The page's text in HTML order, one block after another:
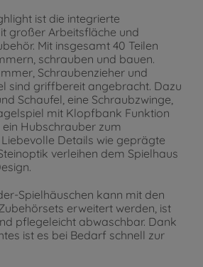
ist die integrierte
großer Arbeitsfläche und
Mit insgesamt 40 Teilen
schrauben und bauen.
Schraubenzieher und
sind griffbereit angebracht. Dazu
Schaufel, eine Schraubzwinge,
mit Klopfbank Funktion
Hubschrauber zum
Details wie geprägte
verleihen dem Spielhaus
Spielhäuschen kann mit den
erweitert werden, ist
pflegeleicht abwaschbar. Dank
ist es bei Bedarf schnell zur